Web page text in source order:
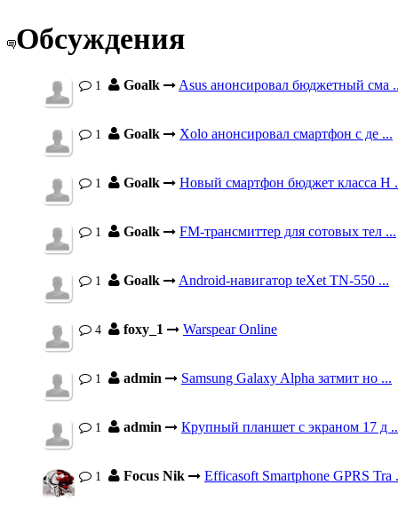
Обсуждения
1 Goalk Asus анонсировал бюджетный сма
1 Goalk Xolo анонсировал смартфон с де ...
1 Goalk Новый смартфон бюджет класса H
1 Goalk FM-трансмиттер для сотовых тел ...
1 Goalk Android-навигатор teXet TN-550 ...
4 foxy_1 Warspear Online
1 admin Samsung Galaxy Alpha затмит но ...
1 admin Крупный планшет с экраном 17 д
1 Focus Nik Efficasoft Smartphone GPRS Tra